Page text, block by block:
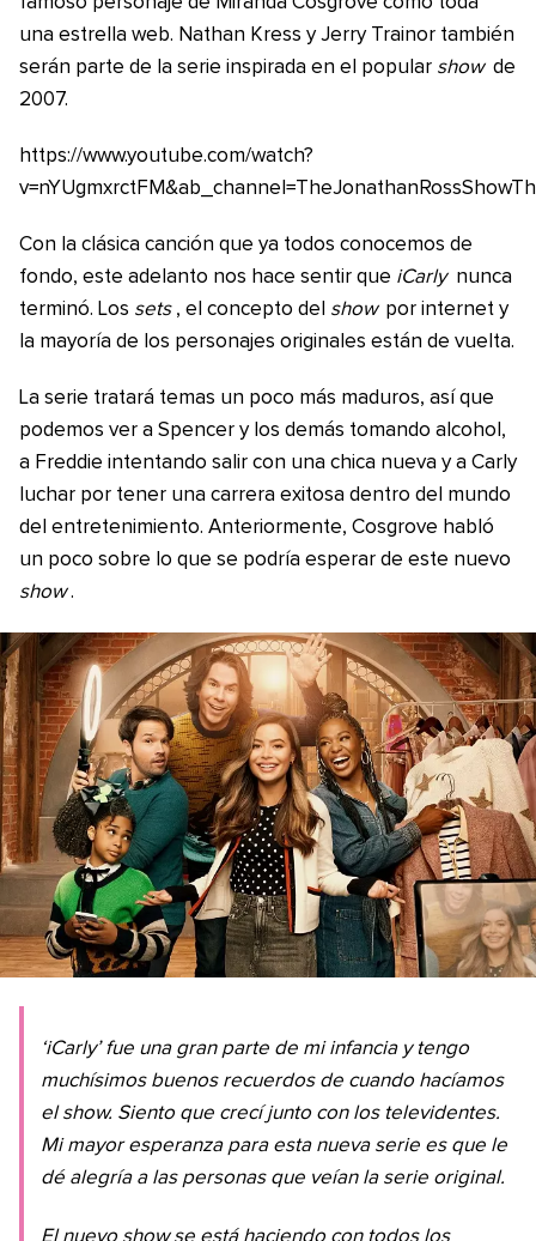
una estrella web. Nathan Kress y Jerry Trainor también
serán parte de la serie inspirada en el popular show de
2007.
https://www.youtube.com/watch?
Con la clásica canción que ya todos conocemos de
fondo, este adelanto nos hace sentir que iCarly nunca
terminó. Los sets , el concepto del show por internet y
la mayoría de los personajes originales están de vuelta.
La serie tratará temas un poco más maduros, así que
podemos ver a Spencer y los demás tomando alcohol,
a Freddie intentando salir con una chica nueva y a Carly
luchar por tener una carrera exitosa dentro del mundo
del entretenimiento. Anteriormente, Cosgrove habló
un poco sobre lo que se podría esperar de este nuevo
show .
‘iCarly’ fue una gran parte de mi infancia y tengo
muchísimos buenos recuerdos de cuando hacíamos
el show. Siento que crecí junto con los televidentes.
Mi mayor esperanza para esta nueva serie es que le
dé alegría a las personas que veían la serie original.
El nuevo show se está haciendo con todos los